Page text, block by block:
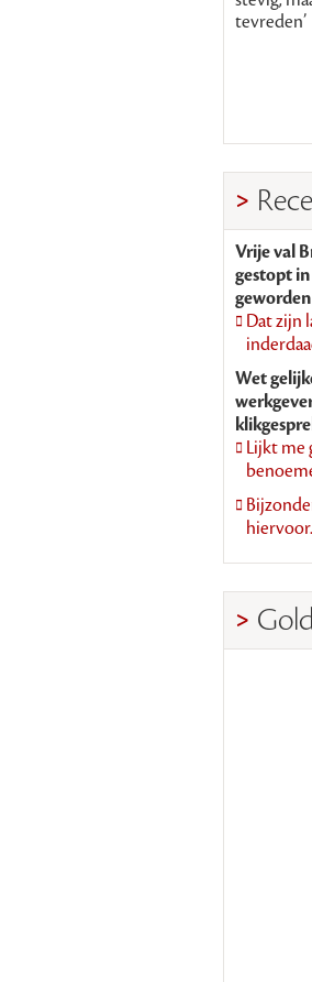
tevreden’
Vrije val
gestopt
geworden
Dat zijn
Wet
Lijkt me